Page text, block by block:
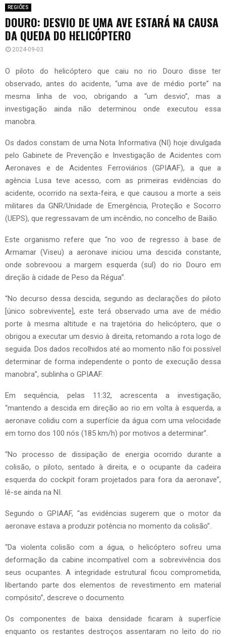
REGIÕES
DOURO: DESVIO DE UMA AVE ESTARÁ NA CAUSA
DA QUEDA DO HELICÓPTERO
2024-09-03
O piloto do helicóptero que caiu no rio Douro disse ter
observado, antes do acidente, “uma ave de médio porte” na
mesma linha de voo, obrigando a “um desvio”, mas a
investigação ainda não determinou onde executou essa
manobra.
Os dados constam de uma Nota Informativa (NI) hoje divulgada
pelo Gabinete de Prevenção e Investigação de Acidentes com
Aeronaves e de Acidentes Ferroviários (GPIAAF), a que a
agência Lusa teve acesso, com as primeiras evidências do
acidente, ocorrido na sexta-feira, e que causou a morte a seis
militares da GNR/Unidade de Emergência, Proteção e Socorro
(UEPS), que regressavam de um incêndio, no concelho de Baião.
Este organismo refere que “no voo de regresso à base de
Armamar (Viseu) a aeronave iniciou uma descida constante,
onde sobrevoou a margem esquerda (sul) do rio Douro em
direção à cidade de Peso da Régua”.
“No decurso dessa descida, segundo as declarações do piloto
[único sobrevivente], este terá observado uma ave de médio
porte à mesma altitude e na trajetória do helicóptero, que o
obrigou a executar um desvio à direita, retomando a rota logo de
seguida. Dos dados recolhidos até ao momento não foi possível
determinar de forma independente o ponto de execução dessa
manobra”, sublinha o GPIAAF.
Em sequência, pelas 11:32, acrescenta a investigação,
“mantendo a descida em direção ao rio em volta à esquerda, a
aeronave colidiu com a superfície da água com uma velocidade
em torno dos 100 nós (185 km/h) por motivos a determinar”.
“No processo de dissipação de energia ocorrido durante a
colisão, o piloto, sentado à direita, e o ocupante da cadeira
esquerda do cockpit foram projetados para fora da aeronave”,
lê-se ainda na NI.
Segundo o GPIAAF, “as evidências sugerem que o motor da
aeronave estava a produzir potência no momento da colisão”.
“Da violenta colisão com a água, o helicóptero sofreu uma
deformação da cabine incompatível com a sobrevivência dos
seus ocupantes. A integridade estrutural ficou comprometida,
libertando parte dos elementos de revestimento em material
compósito”, descreve o documento.
Os componentes de baixa densidade ficaram à superfície
enquanto os restantes destroços assentaram no leito do rio